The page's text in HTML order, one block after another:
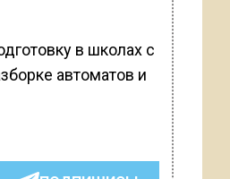
в школах с
автоматов и